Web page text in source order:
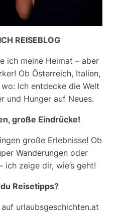
REISEBLOG
ich meine Heimat – aber
Ob Österreich, Italien,
Ich entdecke die Welt
und Hunger auf Neues.
große Eindrücke!
große Erlebnisse! Ob
Wanderungenoder
ich zeige dir, wie’s geht!
Reisetipps?
urlaubsgeschichten.at